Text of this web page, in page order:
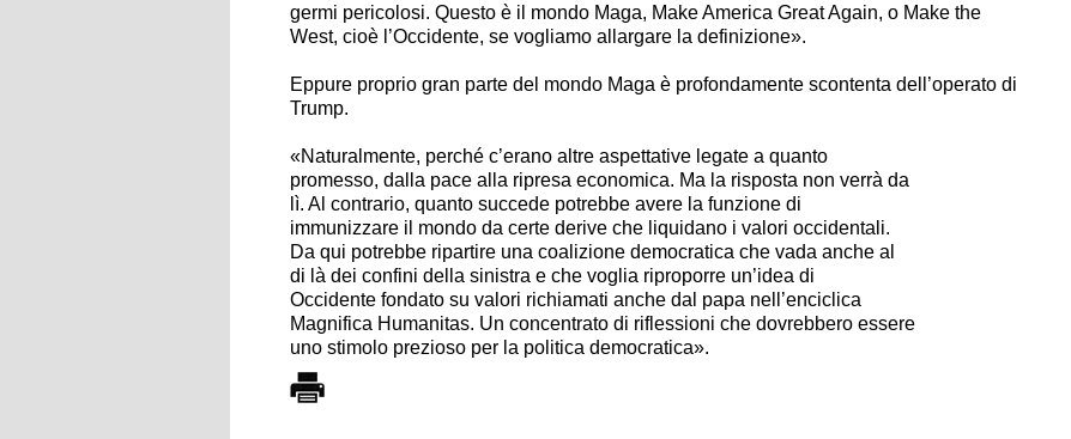
germi pericolosi. Questo è il mondo Maga, Make America Great Again, o Make the
West, cioè l’Occidente, se vogliamo allargare la definizione».
Eppure proprio gran parte del mondo Maga è profondamente scontenta dell’operato di
Trump.
«Naturalmente, perché c’erano altre aspettative legate a quanto
promesso, dalla pace alla ripresa economica. Ma la risposta non verrà da
lì. Al contrario, quanto succede potrebbe avere la funzione di
immunizzare il mondo da certe derive che liquidano i valori occidentali.
Da qui potrebbe ripartire una coalizione democratica che vada anche al
di là dei confini della sinistra e che voglia riproporre un’idea di
Occidente fondato su valori richiamati anche dal papa nell’enciclica
Magnifica Humanitas. Un concentrato di riflessioni che dovrebbero essere
uno stimolo prezioso per la politica democratica».